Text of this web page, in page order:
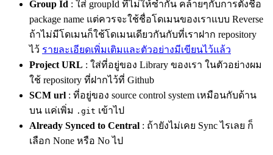
Group Id : ใส่ groupId ที่ไม่ให้ซ้ำกัน คล้ายๆกับการตั้งชื่อ
package name แต่ควรจะใช้ชื่อโดเมนของเราแบบ Reverse
ถ้าไม่มีโดเมนก็ใช้โดเมนเดียวกันกับที่เราฝาก repository
ไว้ รายละเอียดเพิ่มเติมและตัวอย่างมีเขียนไว้แล้ว
Project URL : ใส่ที่อยู่ของ Library ของเรา ในตัวอย่างผม
ใช้ repository ที่ฝากไว้ที่ Github
SCM url : ที่อยู่ของ source control system เหมือนกับด้าน
บน แค่เพิ่ม .git เข้าไป
Already Synced to Central : ถ้ายังไม่เคย Sync ไรเลย ก็
เลือก None หรือ No ไป